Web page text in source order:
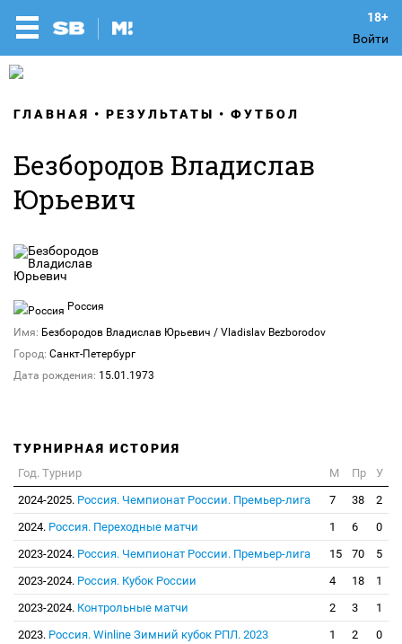
Войти
ГЛАВНАЯ РЕЗУЛЬТАТЫ ФУТБОЛ
Безбородов Владислав
Юрьевич
Россия
Имя: Безбородов Владислав Юрьевич / Vladislav Bezborodov
Город: Санкт-Петербург
Дата рождения: 15.01.1973
ТУРНИРНАЯ ИСТОРИЯ
Год. Турнир М Пр
У
2024-2025. Россия. Чемпионат России. Премьер-лига 7 38
2
2024. Россия. Переходные матчи 1 6
0
2023-2024. Россия. Чемпионат России. Премьер-лига 15 70
5
2023-2024. Россия. Кубок России 4 18
1
2023-2024. Контрольные матчи 2 3
1
2023. Россия. Winline Зимний кубок РПЛ. 2023 1 2 0